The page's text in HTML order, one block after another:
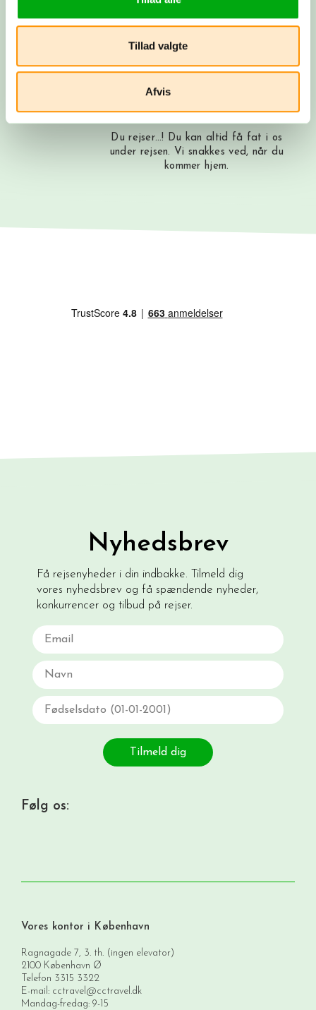
Tillad valgte
Afvis
aftalt, og du modtager alle dine
dig.
Du rejser…! Du kan altid få fat i os
under rejsen. Vi snakkes ved, når du
kommer hjem.
Nyhedsbrev
Få rejsenyheder i din indbakke. Tilmeld dig
vores nyhedsbrev og få spændende nyheder,
konkurrencer og tilbud på rejser.
Email
Navn
Fødselsdato
Tilmeld dig
Følg os:
Vores kontor i København
Ragnagade 7, 3. th. (ingen elevator)
2100 København Ø
Telefon 3315 3322
E-mail: cctravel@cctravel.dk
Mandag-fredag: 9-15